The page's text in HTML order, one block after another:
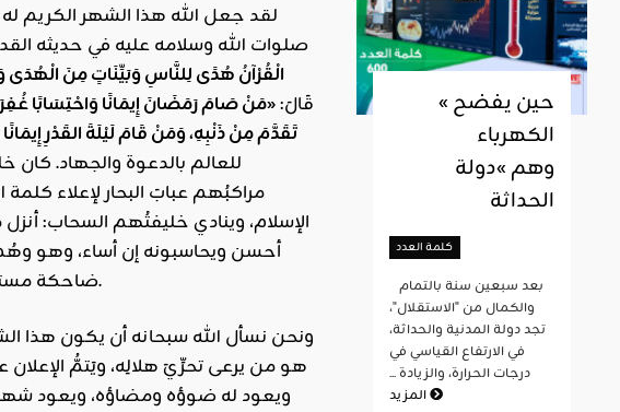
لقد جعل الله هذا الشهر الكريم
صلوات الله وسلامه عليه في حديثه
الْقُرْآنُ هُدًى لِلنَّاسِ وَبَيِّنَاتٍ مِنَ الْهُدَى
الذنوب بصدق صيامهم وإخلاصهم، جاء في صحيح البخاري عَنْ أَبِي هُرَيْرَةَ رَضِيَ اللَّهُ عَنْهُ، عَنِ النَّبِيِّ e، قَالَ:«مَنْ صَامَ رَمَضَانَ إِيمَانًا وَاحْتِسَابًا
تَقَدَّمَ مِنْ ذَنْبِهِ، وَمَنْ قَامَ لَيْلَةَ القَدْرِ
للعالم بالدعوة والجهاد.
مراكبُهم عبابَ البحار لإعلاء
الإسلام، وينادي خليفتُهم السحاب:
أحسن ويحاسبونه إن أساء، وهو
ضاحكة مستبشرة، وتودِّعه محزونةً لفراقه، مشتاقة للقائه لتشهد معه وبه الخير، فتفوزَ في الدارين وذلك الفوز العظيم.
ونحن نسأل الله سبحانه أن يكون هذا
هو من يرعى تحرِّيَ هلالِه، ويَتمُّ
ويعود له ضوؤه ومضاؤه، ويعود شهرَ
« حين يفضح
الكهرباء
وهم »دولة
الحداثة
كلمة العدد
والكمال من "الاستقلال"،
تجد دولة المدنية والحداثة،
في الارتفاع القياسي في
درجات الحرارة، والزيادة ...
المزيد